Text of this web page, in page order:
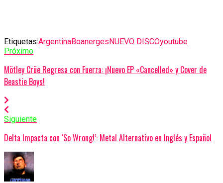
Etiquetas:ArgentinaBoanerges NUEVO DISCOyoutube
Próximo
Mötley Crüe Regresa con Fuerza: ¡Nuevo EP «Cancelled» y Cover de
Beastie Boys!
Siguiente
Delta Impacta con ‘So Wrong!’: Metal Alternativo en Inglés y Español